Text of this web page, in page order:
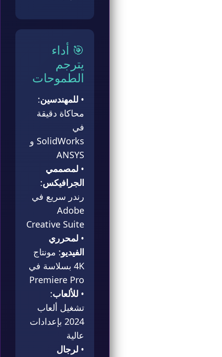
🎯 أداء
يترجم
الطموحات
• للمهندسين:
محاكاة دقيقة
في
SolidWorks و
ANSYS
• لمصممي
الجرافيكس:
رندر سريع في
Adobe
Creative Suite
• لمحرري
الفيديو: مونتاج
4K بسلاسة في
Premiere Pro
• للألعاب:
تشغيل ألعاب
2024 بإعدادات
عالية
• لرجال